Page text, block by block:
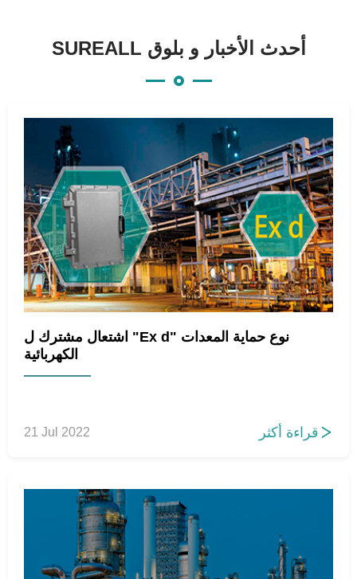
SUREALL أحدث الأخبار و بلوق
اشتعال مشترك ل "Ex d" نوع حماية المعدات
الكهربائية
21 Jul 2022 قراءة أكثر 